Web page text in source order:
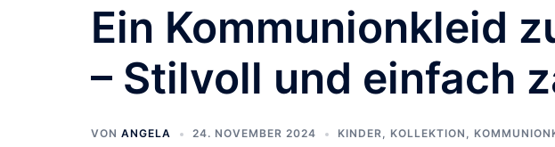
Ein Kommunionkleid
– Stilvoll und einfach
VON ANGELA 24. NOVEMBER 2024 KINDER, KOLLEKTION ,